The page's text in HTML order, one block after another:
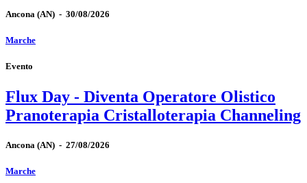
Ancona (AN) - 30/08/2026
Marche
Evento
Flux Day - Diventa Operatore Olistico
Pranoterapia Cristalloterapia Channeling
Ancona (AN) - 27/08/2026
Marche